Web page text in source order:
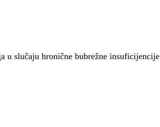
u slučaju hronične bubrežne insuficijencije